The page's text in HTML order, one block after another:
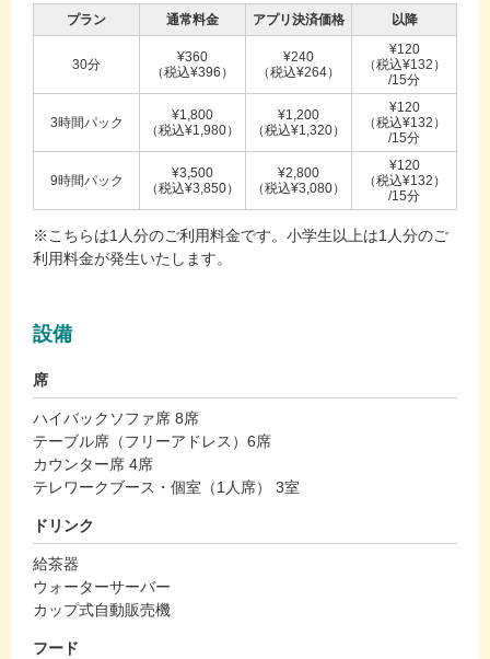
プラン 通常料金 アプリ決済価格 以降
30分
¥360
（税込¥396）
¥240
（税込¥264）
¥120
（税込¥132）
/15分
3時間パック
¥1,800
（税込¥1,980）
¥1,200
（税込¥1,320）
¥120
（税込¥132）
/15分
9時間パック
¥3,500
（税込¥3,850）
¥2,800
（税込¥3,080）
¥120
（税込¥132）
/15分
※こちらは1人分のご利用料金です。小学生以上は1人分のご
利用料金が発生いたします。
設備
席
ハイバックソファ席 8席
テーブル席（フリーアドレス）6席
カウンター席 4席
テレワークブース・個室（1人席） 3室
ドリンク
給茶器
ウォーターサーバー
カップ式自動販売機
フード